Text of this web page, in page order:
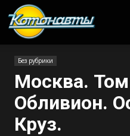
Без рубрики
Москва.
Обливион.
Круз.